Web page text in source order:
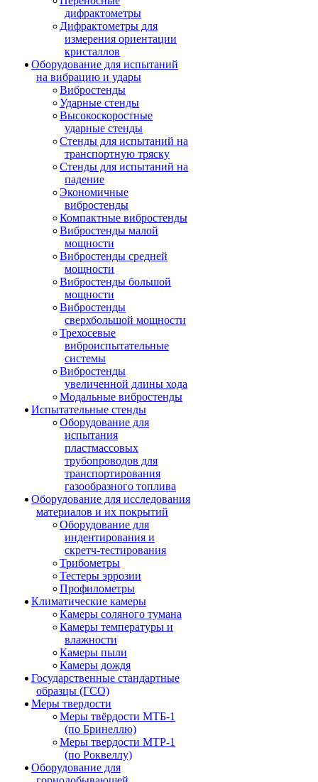
дифрактометры
Дифрактометры для
измерения ориентации
кристаллов
Оборудование для испытаний
на вибрацию и удары
Вибростенды
Ударные стенды
Высокоскоростные
ударные стенды
Стенды для испытаний на
транспортную тряску
Стенды для испытаний на
падение
Экономичные
вибростенды
Компактные вибростенды
Вибростенды малой
мощности
Вибростенды средней
мощности
Вибростенды большой
мощности
Вибростенды
сверхбольшой мощности
Трехосевые
виброиспытательные
системы
Вибростенды
увеличенной длины хода
Модальные вибростенды
Испытательные стенды
Оборудование для
испытания
пластмассовых
трубопроводов для
транспортирования
газообразного топлива
Оборудование для исследования
материалов и их покрытий
Оборудование для
индентирования и
скретч-тестирования
Трибометры
Тестеры эррозии
Профилометры
Климатические камеры
Камеры соляного тумана
Камеры температуры и
влажности
Камеры пыли
Камеры дождя
Государственные стандартные
образцы (ГСО)
Меры твердости
Меры твёрдости МТБ-1
(по Бринеллю)
Меры твердости МТР-1
(по Роквеллу)
Оборудование для